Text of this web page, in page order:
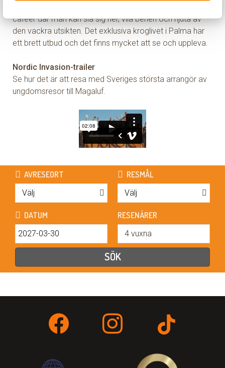
caféer där man kan slå sig ner, vila benen och njuta av
den vackra utsikten. Det exklusiva kroglivet i Palma har
ett brett utbud och det finns mycket att se och uppleva.
Nordic Invasion-trailer
Se hur det är att resa med Sveriges största arrangör av
ungdomsresor till Magaluf.